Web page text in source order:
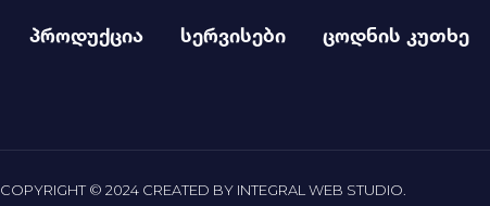
პროდუქცია სერვისები ცოდნის კუთხე
COPYRIGHT © 2024 CREATED BY INTEGRAL WEB STUDIO